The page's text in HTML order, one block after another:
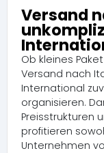
Versand
Ob kleines
Versand nach
International
organisieren.
Preisstrukturen
profitieren
Unternehmen